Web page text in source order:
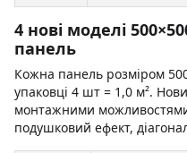
4 нові моделі
панель
Кожна панель розміром
упаковці 4 шт = 1,0 м².
монтажними
подушковий ефект,